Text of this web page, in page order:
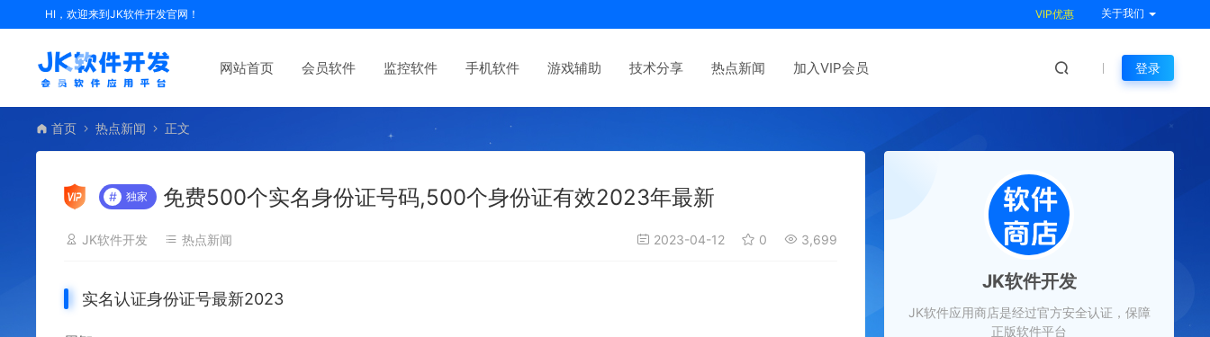
HI，欢迎来到JK软件开发官网！ VIP优惠 关于我们
网站首页 会员软件 监控软件 手机软件 游戏辅助 技术分享 热点新闻 加入VIP会员 登录
首页 热点新闻 正文
# 独家 免费500个实名身份证号码,500个身份证有效2023年最新
JK软件开发 热点新闻 2023-04-12 0 3,699
实名认证身份证号最新2023
JK软件开发
JK软件应用商店是经过官方安全认证，保障
正版软件平台